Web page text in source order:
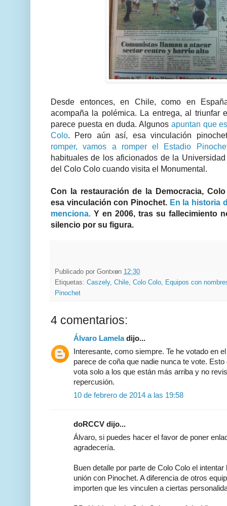
Desde entonces, en Chile, como en
acompaña la polémica. La entrega, al triunfar
parece puesta en duda. Algunos apuntan que
Colo. Pero aún así, esa vinculación
romper, vamos a romper el Estadio
habituales de los aficionados de la
del Colo Colo cuando visita el Monumental.
Con la restauración de la Democracia,
esa vinculación con Pinochet. En la historia
menciona. Y en 2006, tras su fallecimiento
silencio por su figura.
Publicado por Gontxoen 12:30
Etiquetas: Caszely, Chile Colo Colo Equipos con
Pinochet
4 comentarios:
Álvaro Lameladijo...
Interesante, como siempre. Te he votado en
parece de coña que nadie nunca te vote.
vota solo a los que están más arriba y no
repercusión.
10 de febrero de 2014 a las 19:58
doRCCV dijo...
Álvaro, si puedes hacer el favor de poner
agradecería.
Buen detalle por parte de Colo Colo el
unión con Pinochet. A diferencia de otros
importen que les vinculen a ciertas